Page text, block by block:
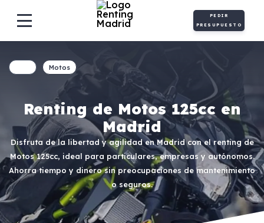
PEDIR
PRESUPUESTO
Renting de Motos 125cc en
Madrid
Disfruta de la libertad y agilidad en Madrid con el renting de
Motos 125cc, ideal para particulares, empresas y autónomos.
Ahorra tiempo y dinero sin preocupaciones de mantenimiento
o seguros.
Motos